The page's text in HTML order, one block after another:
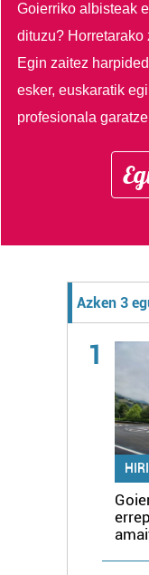
Goierriko albisteak
dituzu? Horretarako
Egin zaitez
esker, euskaratik
profesionala
Azken 3
1